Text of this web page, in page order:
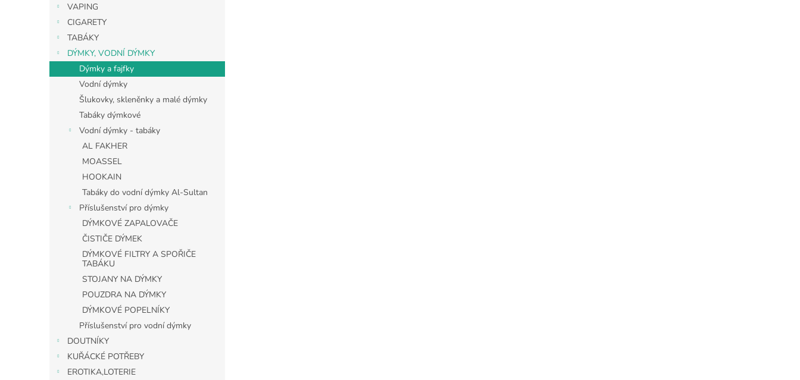
VAPING
CIGARETY
TABÁKY
DÝMKY, VODNÍ DÝMKY
Dýmky a fajfky
Vodní dýmky
Šlukovky, skleněnky a malé dýmky
Tabáky dýmkové
Vodní dýmky - tabáky
AL FAKHER
MOASSEL
HOOKAIN
Tabáky do vodní dýmky Al-Sultan
Příslušenství pro dýmky
DÝMKOVÉ ZAPALOVAČE
ČISTIČE DÝMEK
DÝMKOVÉ FILTRY A SPOŘIČE
TABÁKU
STOJANY NA DÝMKY
POUZDRA NA DÝMKY
DÝMKOVÉ POPELNÍKY
Příslušenství pro vodní dýmky
DOUTNÍKY
KUŘÁCKÉ POTŘEBY
EROTIKA,LOTERIE